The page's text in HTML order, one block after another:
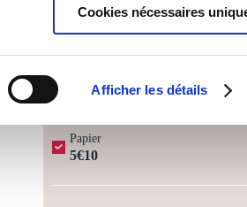
Afficher les détails
Cookies nécessaires
OUVRÉS ⏱️
Papier
5€10